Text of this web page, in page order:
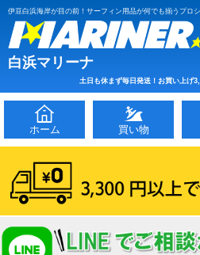
伊豆白浜海岸が目の前！サーフィン用品が何でも揃うプロ
白浜マリーナ
土日も休まず毎日発送！お買い上げ
ホーム 買い物